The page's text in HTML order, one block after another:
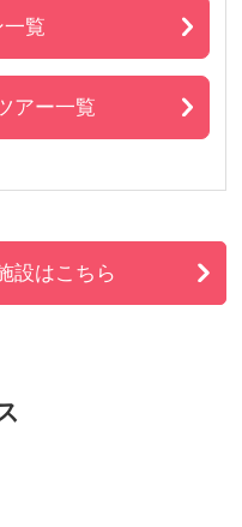
覧
アー一覧
設はこちら